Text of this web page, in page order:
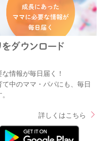
情報が毎日届く！
中のママ・パパにも、毎日
詳しくはこちら